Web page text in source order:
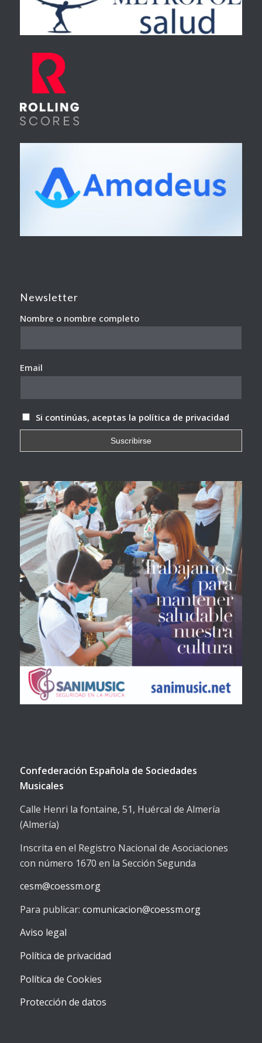
Newsletter
Nombre o nombre completo
Email
Si continúas, aceptas la política de privacidad
Confederación Española de Sociedades
Musicales
Calle Henri la fontaine, 51, Huércal de Almería
(Almería)
Inscrita en el Registro Nacional de Asociaciones
con número 1670 en la Sección Segunda
cesm@coessm.org
Para publicar: comunicacion@coessm.org
Aviso legal
Política de privacidad
Política de Cookies
Protección de datos